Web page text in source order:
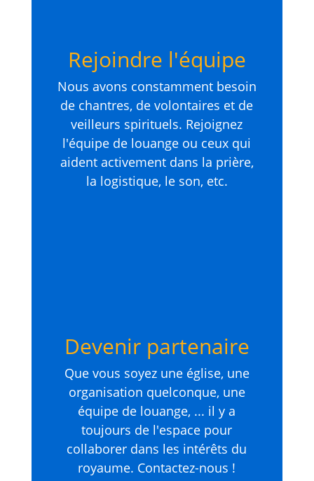
Rejoindre l'équipe
Nous avons constamment besoin
de chantres, de volontaires et de
veilleurs spirituels. Rejoignez
l'équipe de louange ou ceux qui
aident activement dans la prière,
la logistique, le son, etc.
Devenir partenaire
Que vous soyez une église, une
organisation quelconque, une
équipe de louange, ... il y a
toujours de l'espace pour
collaborer dans les intérêts du
royaume. Contactez-nous !